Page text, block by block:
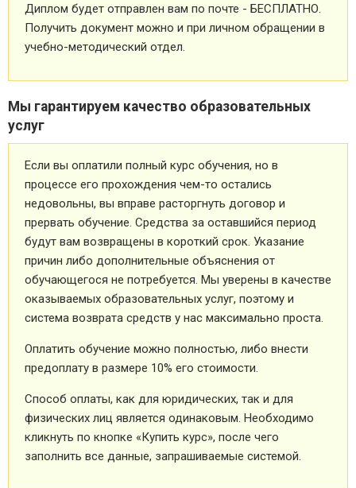
Диплом будет отправлен вам по почте - БЕСПЛАТНО.
Получить документ можно и при личном обращении в
учебно-методический отдел.
Мы гарантируем качество образовательных
услуг
Если вы оплатили полный курс обучения, но в
процессе его прохождения чем-то остались
недовольны, вы вправе расторгнуть договор и
прервать обучение. Средства за оставшийся период
будут вам возвращены в короткий срок. Указание
причин либо дополнительные объяснения от
обучающегося не потребуется. Мы уверены в качестве
оказываемых образовательных услуг, поэтому и
система возврата средств у нас максимально проста.
Оплатить обучение можно полностью, либо внести
предоплату в размере 10% его стоимости.
Способ оплаты, как для юридических, так и для
физических лиц является одинаковым. Необходимо
кликнуть по кнопке «Купить курс», после чего
заполнить все данные, запрашиваемые системой.